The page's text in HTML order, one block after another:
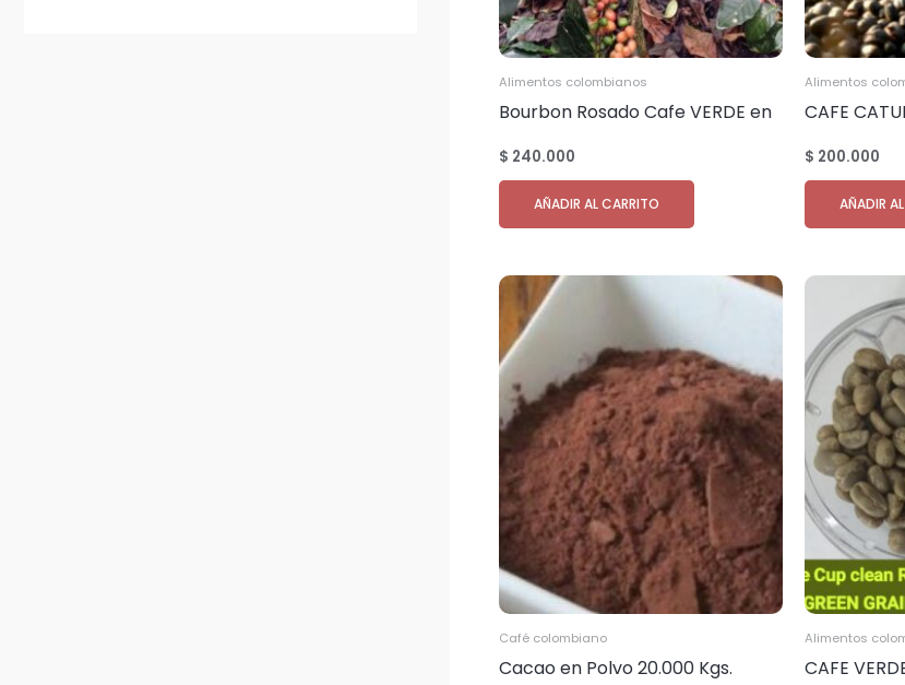
Alimentos colombianos
Bourbon Rosado Cafe VERDE en
Grano cantidad 20.000 kilos
$ 240.000
AÑADIR AL CARRITO
Alimentos
CAFE
VERDE
$ 200.000
AÑADIR
Café colombiano
Cacao en Polvo 20.000 Kgs.
Alimentos
CAFE